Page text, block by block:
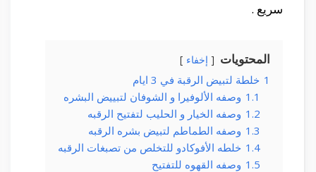
سريع .
المحتويات إخفاء
1 خلطة لتبيض الرقبة في 3 ايام
1.1 وصفه الألوفيرا و الشوفان لتبييض البشره
1.2 وصفه الخيار و الحليب لتفتيح الرقبه
1.3 وصفه الطماطم لتبيض بشره الرقبه
1.4 خلطه الأفوكادو للتخلص من تصبغات الرقبه
1.5 وصفه القهوه للتفتيح